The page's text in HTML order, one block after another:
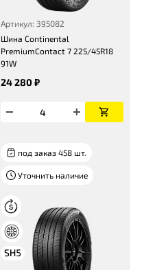
Артикул: 395082
Шина Continental
PremiumContact 7 225/45R18
91W
24 280 ₽
под заказ 458 шт.
Уточнить наличие